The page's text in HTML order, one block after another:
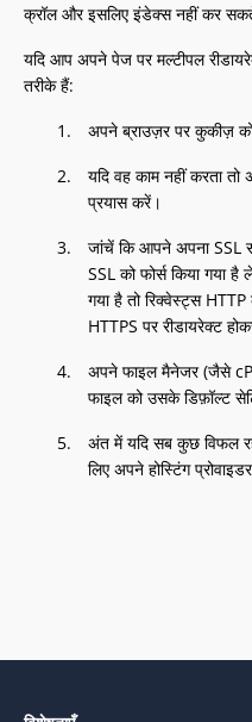
क्रॉल और इसलिए इंडेक्स नहीं कर
यदि आप अपने पेज पर मल्टीपल
तरीके हैं:
अपने ब्राउज़र पर कुकीज़
यदि वह काम नहीं करता
प्रयास करें।
जांचें कि आपने अपना SSL
SSL को फोर्स किया गया
गया है तो रिक्वेस्ट्स
HTTPS पर रीडायरेक्ट
अपने फाइल मैनेजर (जैसे
फाइल को उसके डिफ़ॉल्ट
अंत में यदि सब कुछ विफल
लिए अपने होस्टिंग